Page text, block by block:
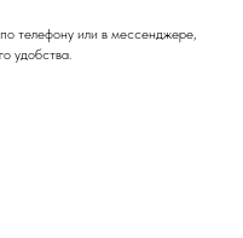
телефону или в мессенджере,
удобства.